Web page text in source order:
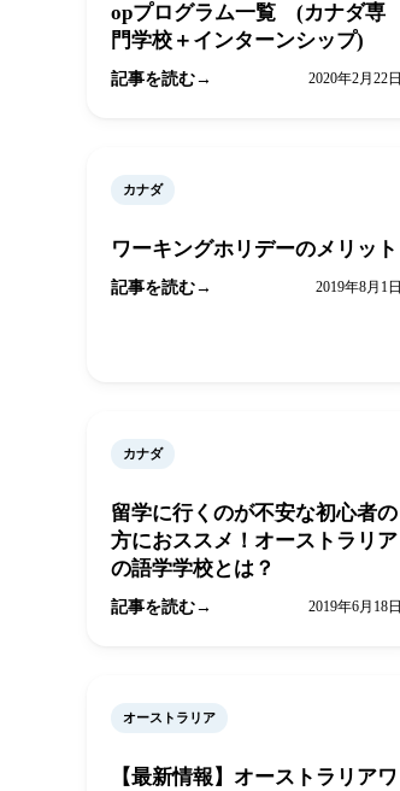
opプログラム一覧 (カナダ専
門学校＋インターンシップ)
記事を読む 2020年2月22日
カナダ
ワーキングホリデーのメリット
記事を読む 2019年8月1日
カナダ
留学に行くのが不安な初心者の
方におススメ！オーストラリア
の語学学校とは？
記事を読む 2019年6月18日
オーストラリア
【最新情報】オーストラリアワ